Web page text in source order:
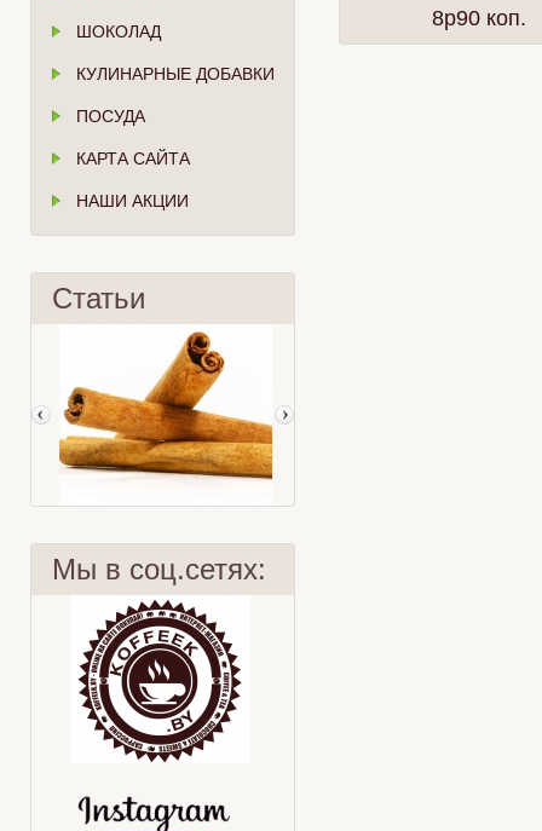
ШОКОЛАД
КУЛИНАРНЫЕ ДОБАВКИ
ПОСУДА
КАРТА САЙТА
НАШИ АКЦИИ
Статьи
Корица
Мы в соц.сетях:
8p90 коп.